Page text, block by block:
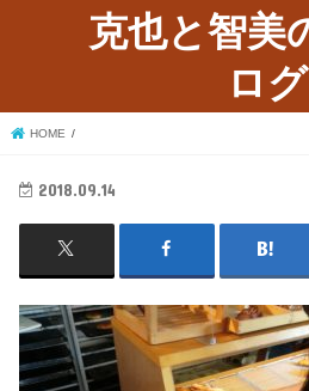
克也と智美
ログ
HOME
2018.09.14